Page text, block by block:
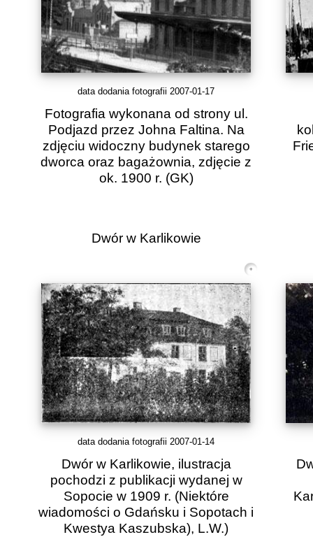
data dodania fotografii 2007-01-17
Fotografia wykonana od strony ul.
Podjazd przez Johna Faltina. Na
zdjęciu widoczny budynek starego
dworca oraz bagażownia, zdjęcie z
ok. 1900 r. (GK)
Dwór w Karlikowie
data dodania fotografii 2007-01-14
Dwór w Karlikowie, ilustracja
pochodzi z publikacji wydanej w
Sopocie w 1909 r. (Niektóre
wiadomości o Gdańsku i Sopotach i
Kwestya Kaszubska), L.W.)